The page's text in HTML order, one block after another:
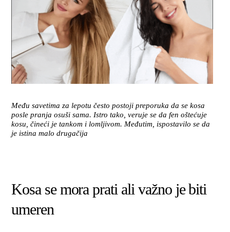
Među savetima za lepotu često postoji preporuka da se kosa
posle pranja osuši sama. Istro tako, veruje se da fen oštećuje
kosu, čineći je tankom i lomljivom. Međutim, ispostavilo se da
je istina malo drugačija
Kosa se mora prati ali važno je biti
umeren